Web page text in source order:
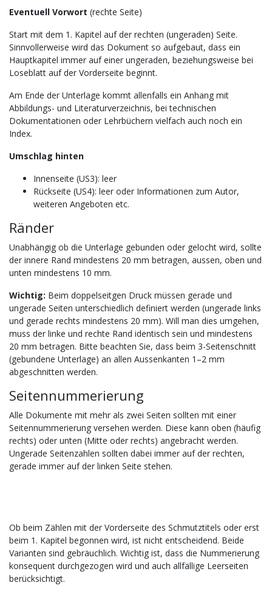
Eventuell Vorwort (rechte Seite)
Start mit dem 1. Kapitel auf der rechten (ungeraden) Seite.
Sinnvollerweise wird das Dokument so aufgebaut, dass ein
Hauptkapitel immer auf einer ungeraden, beziehungsweise bei
Loseblatt auf der Vorderseite beginnt.
Am Ende der Unterlage kommt allenfalls ein Anhang mit
Abbildungs- und Literaturverzeichnis, bei technischen
Dokumentationen oder Lehrbüchern vielfach auch noch ein
Index.
Umschlag hinten
Innenseite (US3): leer
Rückseite (US4): leer oder Informationen zum Autor,
weiteren Angeboten etc.
Ränder
Unabhängig ob die Unterlage gebunden oder gelocht wird, sollte
der innere Rand mindestens 20 mm betragen, aussen, oben und
unten mindestens 10 mm.
Wichtig: Beim doppelseitgen Druck müssen gerade und
ungerade Seiten unterschiedlich definiert werden (ungerade links
und gerade rechts mindestens 20 mm). Will man dies umgehen,
muss der linke und rechte Rand identisch sein und mindestens
20 mm betragen. Bitte beachten Sie, dass beim 3-Seitenschnitt
(gebundene Unterlage) an allen Aussenkanten 1–2 mm
abgeschnitten werden.
Seitennummerierung
Alle Dokumente mit mehr als zwei Seiten sollten mit einer
Seitennummerierung versehen werden. Diese kann oben (häufig
rechts) oder unten (Mitte oder rechts) angebracht werden.
Ungerade Seitenzahlen sollten dabei immer auf der rechten,
gerade immer auf der linken Seite stehen.
Ob beim Zählen mit der Vorderseite des Schmutztitels oder erst
beim 1. Kapitel begonnen wird, ist nicht entscheidend. Beide
Varianten sind gebräuchlich. Wichtig ist, dass die Nummerierung
konsequent durchgezogen wird und auch allfällige Leerseiten
berücksichtigt.